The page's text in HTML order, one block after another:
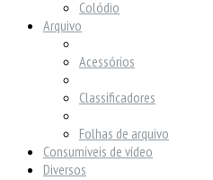
Colódio
Arquivo
Acessórios
Classificadores
Folhas de arquivo
Consumíveis de vídeo
Diversos